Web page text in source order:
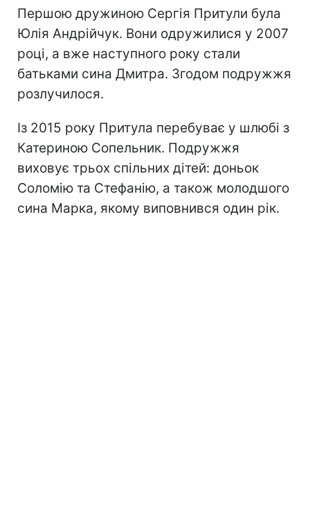
Першою дружиною Сергія Притули була
Юлія Андрійчук. Вони одружилися у 2007
році, а вже наступного року стали
батьками сина Дмитра. Згодом подружжя
розлучилося.
Із 2015 року Притула перебуває у шлюбі з
Катериною Сопельник. Подружжя
виховує трьох спільних дітей: доньок
Соломію та Стефанію, а також молодшого
сина Марка, якому виповнився один рік.